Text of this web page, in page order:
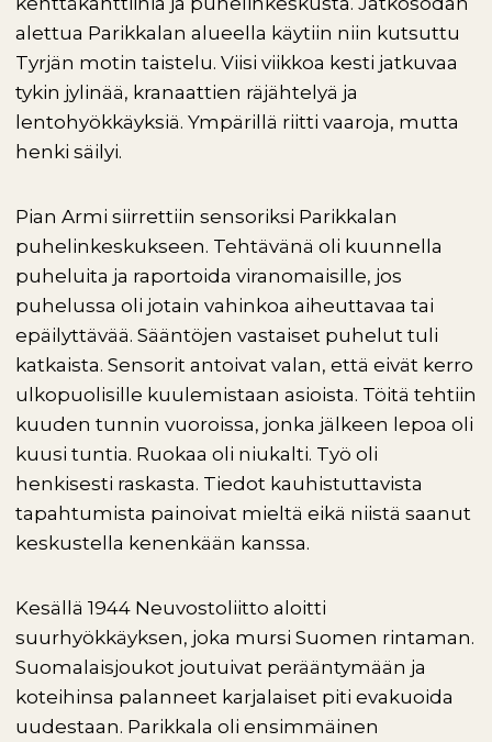
alettua Parikkalan alueella käytiin niin kutsuttu
Tyrjän motin taistelu. Viisi viikkoa kesti jatkuvaa
tykin jylinää, kranaattien räjähtelyä ja
lentohyökkäyksiä. Ympärillä riitti vaaroja, mutta
henki säilyi.
Pian Armi siirrettiin sensoriksi Parikkalan
puhelinkeskukseen. Tehtävänä oli kuunnella
puheluita ja raportoida viranomaisille, jos
puhelussa oli jotain vahinkoa aiheuttavaa tai
epäilyttävää. Sääntöjen vastaiset puhelut tuli
katkaista. Sensorit antoivat valan, että eivät kerro
ulkopuolisille kuulemistaan asioista. Töitä tehtiin
kuuden tunnin vuoroissa, jonka jälkeen lepoa oli
kuusi tuntia. Ruokaa oli niukalti. Työ oli
henkisesti raskasta. Tiedot kauhistuttavista
tapahtumista painoivat mieltä eikä niistä saanut
keskustella kenenkään kanssa.
Kesällä 1944 Neuvostoliitto aloitti
suurhyökkäyksen, joka mursi Suomen rintaman.
Suomalaisjoukot joutuivat perääntymään ja
koteihinsa palanneet karjalaiset piti evakuoida
uudestaan. Parikkala oli ensimmäinen